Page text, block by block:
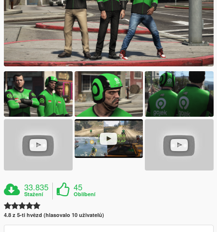
33.835
Stažení
45
Oblíbení
4.8 z 5-ti hvězd (hlasovalo 10 uživatelů)